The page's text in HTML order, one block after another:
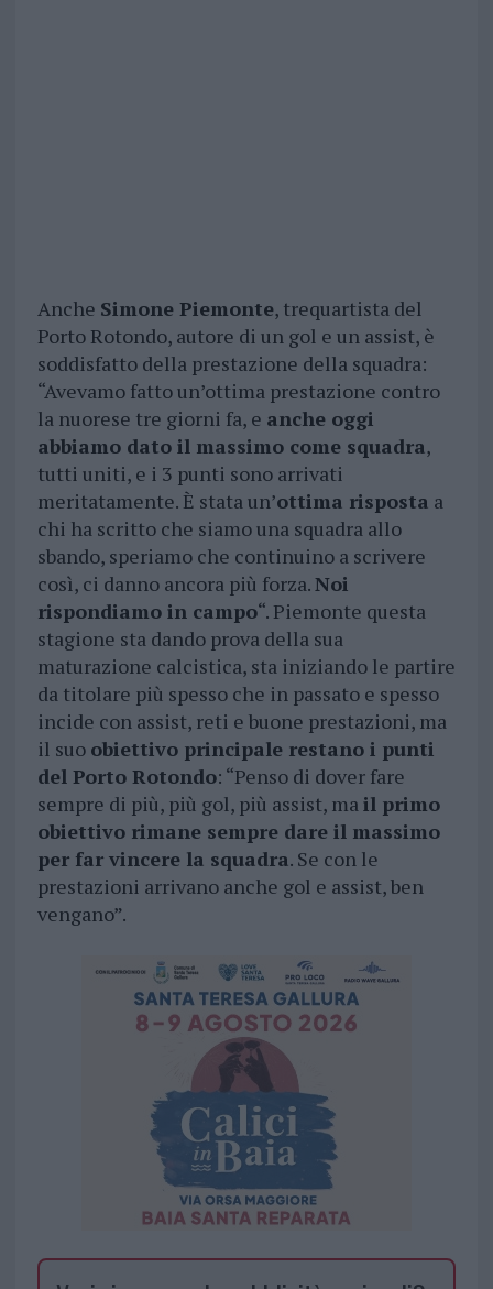
Anche Simone Piemonte, trequartista del
Porto Rotondo, autore di un gol e un assist, è
soddisfatto della prestazione della squadra:
“Avevamo fatto un’ottima prestazione contro
la nuorese tre giorni fa, e anche oggi
abbiamo dato il massimo come squadra,
tutti uniti, e i 3 punti sono arrivati
meritatamente. È stata un’ottima risposta a
chi ha scritto che siamo una squadra allo
sbando, speriamo che continuino a scrivere
così, ci danno ancora più forza.Noi
rispondiamo in campo“. Piemonte questa
stagione sta dando prova della sua
maturazione calcistica, sta iniziando le partire
da titolare più spesso che in passato e spesso
incide con assist, reti e buone prestazioni, ma
il suo obiettivo principale restano i punti
del Porto Rotondo: “Penso di dover fare
sempre di più, più gol, più assist, mail primo
obiettivo rimane sempre dare il massimo
per far vincere la squadra. Se con le
prestazioni arrivano anche gol e assist, ben
vengano”.